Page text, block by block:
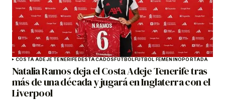
COSTA ADEJE TENERIFEDESTACADOSFÚTBOLFÚTBOL FEMENINOPORTADA
Natalia Ramos deja el Costa Adeje Tenerife tras
más de una década y jugará en Inglaterra con el
Liverpool